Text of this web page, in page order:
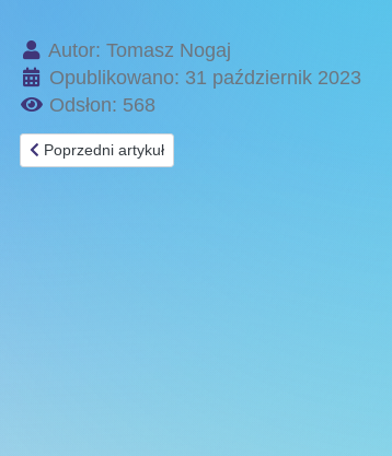
Autor: Tomasz Nogaj
Opublikowano: 31 październik 2023
Odsłon: 568
Poprzedni artykuł: Dzień ciekawej i oryginalnej fryzury
Poprzedni artykuł